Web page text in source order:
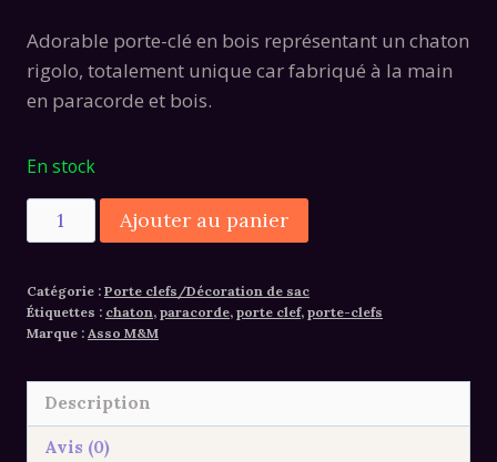
Adorable porte-clé en bois représentant un chaton
rigolo, totalement unique car fabriqué à la main
en paracorde et bois.
En stock
quantité
de
clef
paracorde/bois
rigolo
Ajouter au panier
Catégorie : Porte clefs/Décoration de sac
Étiquettes : chaton, paracorde, porte clef, porte-clefs
Marque : Asso M&M
Description
Avis (0)